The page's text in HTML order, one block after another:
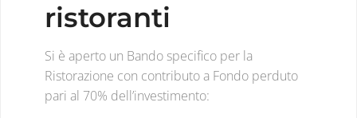
ristoranti
Si è aperto un Bando specifico per la
Ristorazione con contributo a Fondo perduto
pari al 70% dell’investimento: